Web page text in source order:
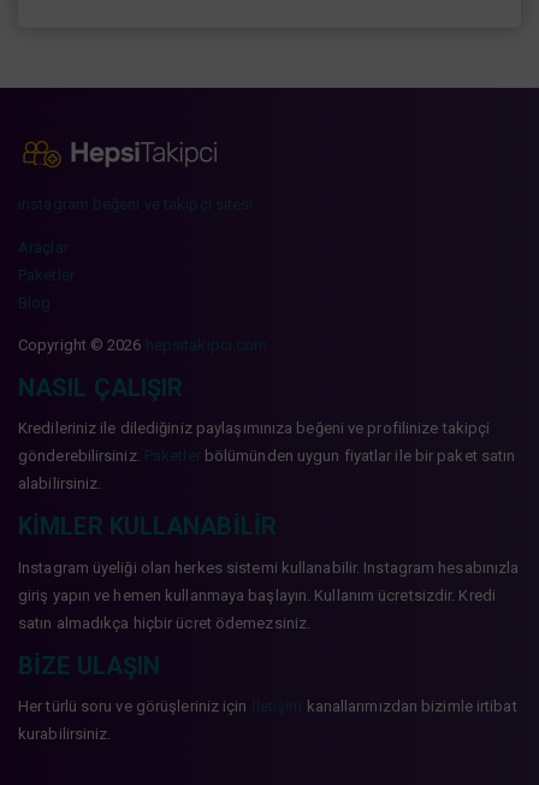
instagram beğeni ve takipçi sitesi
Araçlar
Paketler
Blog
Copyright © 2026 hepsitakipci.com
NASIL ÇALIŞIR
Kredileriniz ile dilediğiniz paylaşımınıza beğeni ve profilinize takipçi
gönderebilirsiniz. Paketler bölümünden uygun fiyatlar ile bir paket satın
alabilirsiniz.
KIMLER KULLANABILIR
Instagram üyeliği olan herkes sistemi kullanabilir. Instagram hesabınızla
giriş yapın ve hemen kullanmaya başlayın. Kullanım ücretsizdir. Kredi
satın almadıkça hiçbir ücret ödemezsiniz.
BIZE ULAŞIN
Her türlü soru ve görüşleriniz için
kanallarımızdan bizimle irtibat
kurabilirsiniz.